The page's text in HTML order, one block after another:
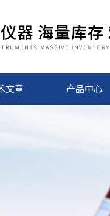
文章 产品中心